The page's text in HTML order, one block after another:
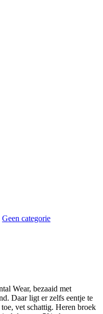
Geen categorie
Wear, bezaaid met
Daar ligt er zelfs eentje te
vet schattig. Heren broek